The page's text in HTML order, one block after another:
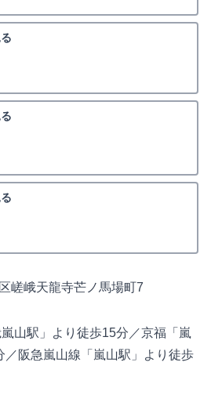
嵯峨天龍寺芒ノ馬場町7
山駅」より徒歩15分／京福「嵐
／阪急嵐山線「嵐山駅」より徒歩